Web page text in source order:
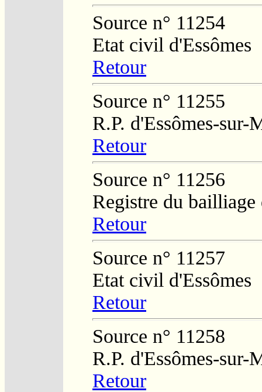
Source n° 11254
Etat civil d'Essômes
Retour
Source n° 11255
R.P. d'Essômes-sur-
Retour
Source n° 11256
Registre du
Retour
Source n° 11257
Etat civil d'Essômes
Retour
Source n° 11258
R.P. d'Essômes-sur-
Retour